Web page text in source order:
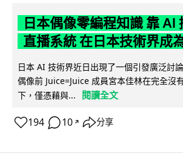
日本偶像零編程知識 靠 AI
直播系統 在日本技術界成
日本 AI 技術界近日出現了一個引發廣泛討
偶像前 Juice=Juice 成員宮本佳林在完全沒
下，僅憑藉與...
閱讀全文
194 10 ↗ 分享